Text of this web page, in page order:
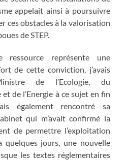
appelait ainsi à poursuivre
ces obstacles à la valorisation
de STEP.
ressource représente une
de cette conviction, j’avais
de l’Ecologie, du
de l’Energie à ce sujet en fin
également rencontré sa
qui m’avait confirmé la
de permettre l’exploitation
jours, une nouvelle
les textes réglementaires